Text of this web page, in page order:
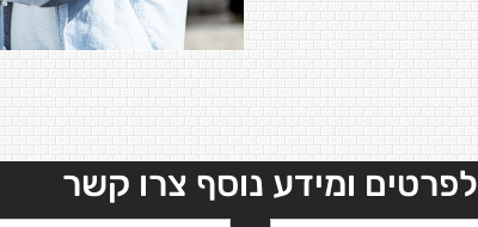
לפרטים ומידע נוסף צרו קשר